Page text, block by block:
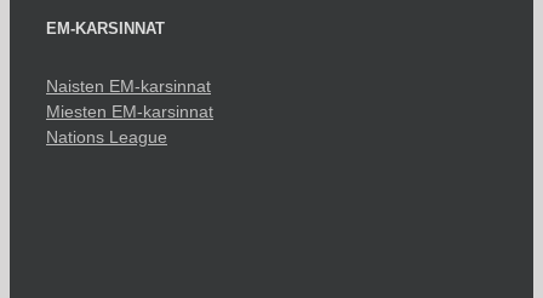
EM-KARSINNAT
Naisten EM-karsinnat
Miesten EM-karsinnat
Nations League